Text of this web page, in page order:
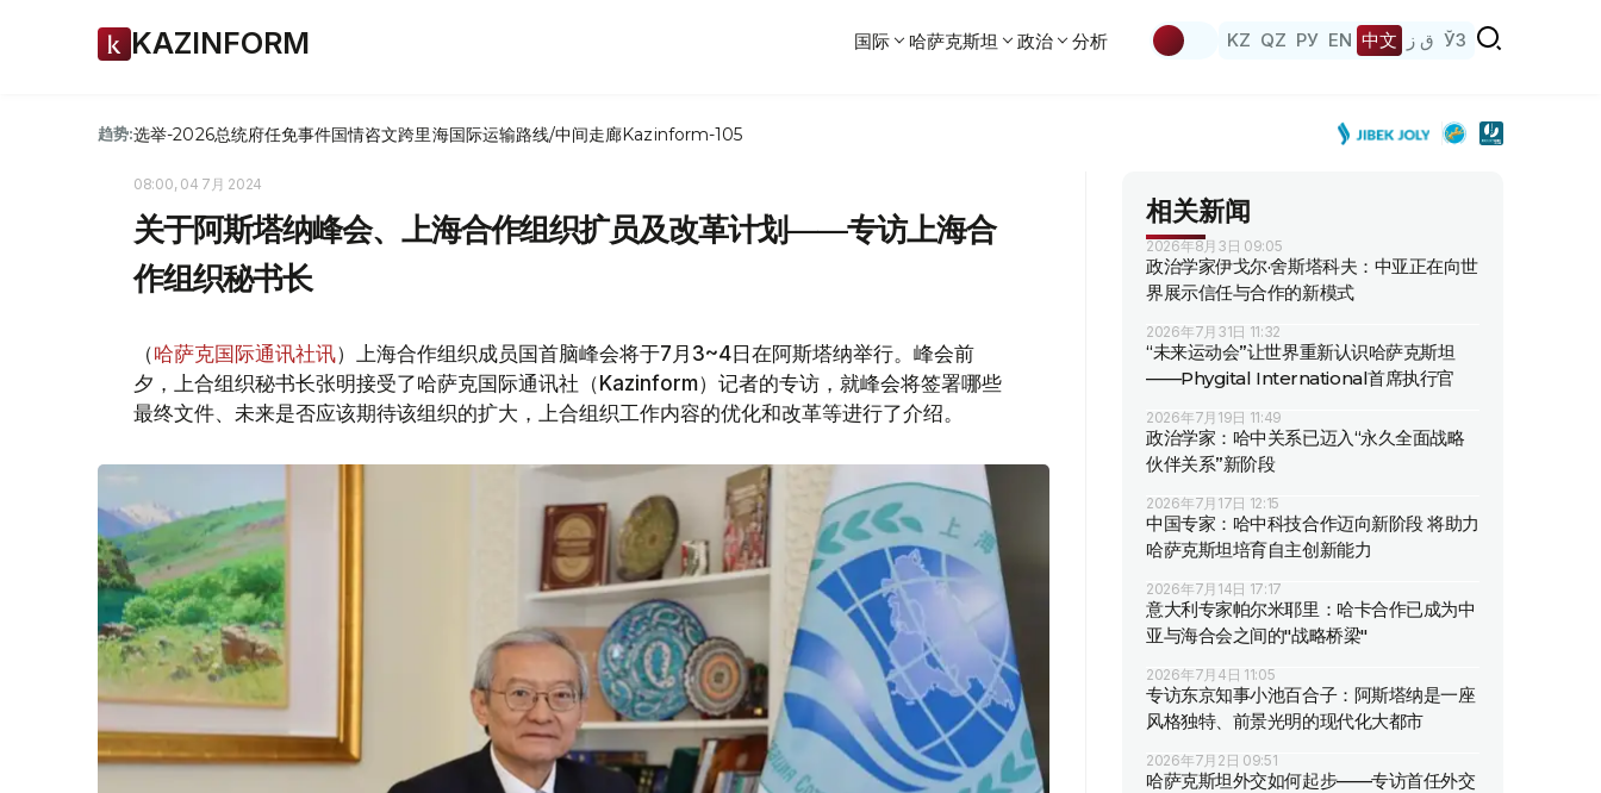
KAZINFORM 国际 哈萨克斯坦 政治 分析 KZ QZ РУ EN 中文 ق ز ЎЗ
趋势:选举-2026总统府任免事件国情咨文跨里海国际运输路线/中间走廊Kazinform-105
08:00, 04 7月 2024
关于阿斯塔纳峰会、上海合作组织扩员及改革计划——专访上海合
作组织秘书长
（哈萨克国际通讯社讯）上海合作组织成员国首脑峰会将于7月3~4日在阿斯塔纳举行。峰会前
夕，上合组织秘书长张明接受了哈萨克国际通讯社（Kazinform）记者的专访，就峰会将签署哪些
最终文件、未来是否应该期待该组织的扩大，上合组织工作内容的优化和改革等进行了介绍。
相关新闻
2026年8月3日 09:05
政治学家伊戈尔·舍斯塔科夫：中亚正在向世
界展示信任与合作的新模式
2026年7月31日 11:32
“未来运动会”让世界重新认识哈萨克斯坦
——Phygital International首席执行官
2026年7月19日 11:49
政治学家：哈中关系已迈入“永久全面战略
伙伴关系”新阶段
2026年7月17日 12:15
中国专家：哈中科技合作迈向新阶段 将助力
哈萨克斯坦培育自主创新能力
2026年7月14日 17:17
意大利专家帕尔米耶里：哈卡合作已成为中
亚与海合会之间的"战略桥梁"
2026年7月4日 11:05
专访东京知事小池百合子：阿斯塔纳是一座
风格独特、前景光明的现代化大都市
2026年7月2日 09:51
哈萨克斯坦外交如何起步——专访首任外交